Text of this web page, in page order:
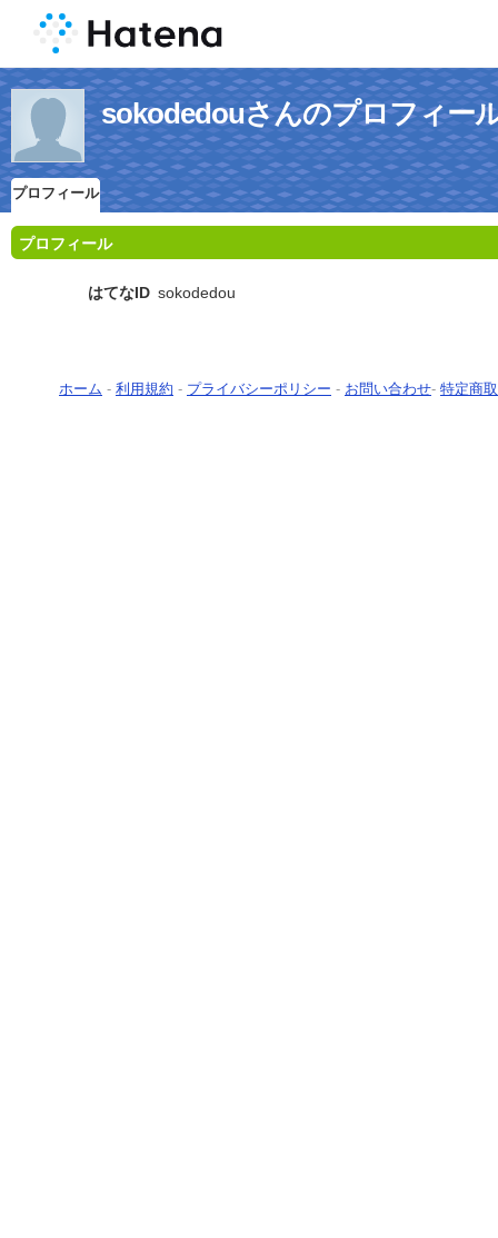
sokodedouさんのプロフィー
プロフィール
プロフィール
はてなID sokodedou
ホーム - 利用規約 - プライバシーポリシー - お問い合わせ- 特定商